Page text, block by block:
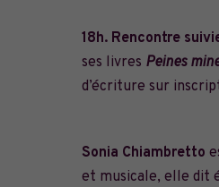
18h. Rencontre
ses livres Peines
d’écriture sur
Sonia Chiambretto
et musicale, elle dit